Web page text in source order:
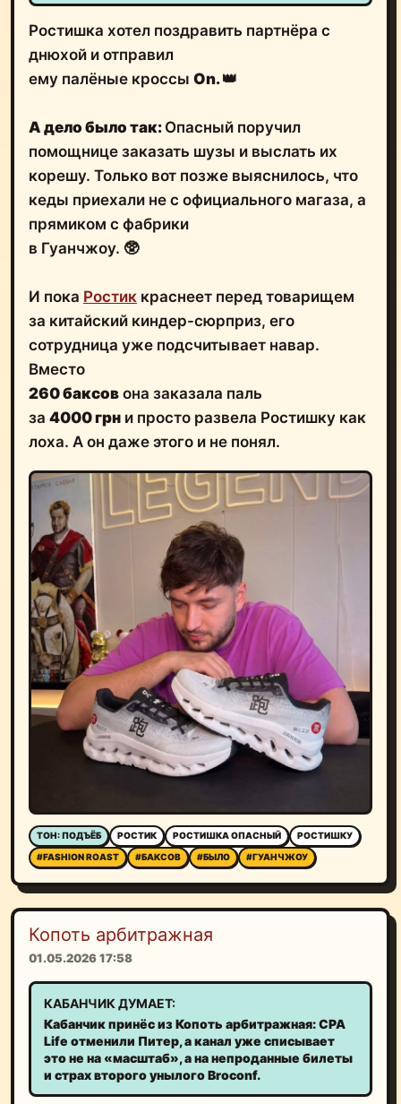
Ростишка хотел поздравить партнёра с
днюхой и отправил
ему палёные кроссы On.👑
А дело было так: Опасный поручил
помощнице заказать шузы и выслать их
корешу. Только вот позже выяснилось, что
кеды приехали не с официального магаза, а
прямиком с фабрики
в Гуанчжоу. 🥸
И пока Ростик краснеет перед товарищем
за китайский киндер-сюрприз, его
сотрудница уже подсчитывает навар.
Вместо
260 баксов она заказала паль
за 4000 грн и просто развела Ростишку как
лоха. А он даже этого и не понял.
ТОН: ПОДЪЁБ РОСТИК РОСТИШКА ОПАСНЫЙ
РОСТИШКУ
#FASHION ROAST
#БАКСОВ #БЫЛО #ГУАНЧЖОУ
Копоть арбитражная
01.05.2026 17:58
КАБАНЧИК ДУМАЕТ:
Кабанчик принёс из Копоть арбитражная: CPA
Life отменили Питер, а канал уже списывает
это не на «масштаб», а на непроданные билеты
и страх второго унылого Broconf.